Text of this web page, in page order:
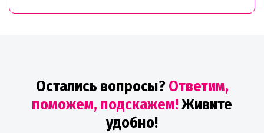
Остались вопросы?Ответим,
поможем, подскажем!Живите
удобно!